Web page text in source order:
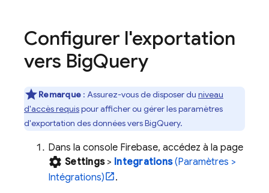
Configurer l'exportation
vers BigQuery
Remarque : Assurez-vous de disposer du niveau
d'accès requispour afficher ou gérer les paramètres
d'exportation des données versBigQuery.
Dans la console Firebase, accédez à la page
settings Settings> Integrations(Paramètres >
Intégrations)
.